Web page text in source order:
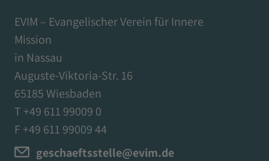
EVIM – Evangelischer Verein für Innere
Mission
in Nassau
Auguste-Viktoria-Str. 16
65185 Wiesbaden
T +49 611 99009 0
F +49 611 99009 44
geschaeftsstelle@evim.de